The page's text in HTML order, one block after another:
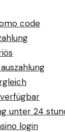
code
unter 24
login